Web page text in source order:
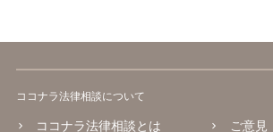
ココナラ法律相談について
ココナラ法律相談とは ご意見